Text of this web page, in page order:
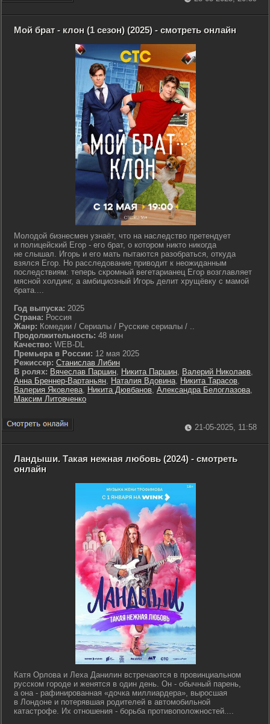
Мой брат - клон (1 сезон) (2025) - смотреть онлайн
Молодой бизнесмен узнаёт, что на наследство претендует
и полицейский Егор - его брат, о котором никто никогда
не слышал. Игорь и его мать пытаются разобраться, откуда
взялся Егор. Но расследование приводит к неожиданным
последствиям: теперь скромный вегетарианец Егор возглавляет
мясной холдинг, а амбициозный Игорь делит хрущёвку с мамой
брата....
Год выпуска: 2025
Страна: Россия
Жанр: Комедии / Сериалы / Русские сериалы / ..
Продолжительность: 48 мин
Качество: WEB-DL
Премьера в России: 12 мая 2025
Режиссер: Станислав Либин
В ролях: Вячеслав Паршин, Никита Паршин, Валерий Николаев,
Анна Бреннер-Вартаньян, Наталия Вдовина, Никита Тарасов,
Валерия Яковлева, Никита Дювбанов, Александра Белоглазова,
Максим Литовченко
21-05-2025, 11:58
Ландыши. Такая нежная любовь (2024) - смотреть
онлайн
Катя Орлова и Леха Данилин встречаются в провинциальном
русском городе и женятся в один день. Он - обычный парень,
а она - рафинированная «дочка миллиардера», выросшая
в Лондоне и потерявшая родителей в автомобильной
катастрофе. Их отношения - борьба противоположностей....